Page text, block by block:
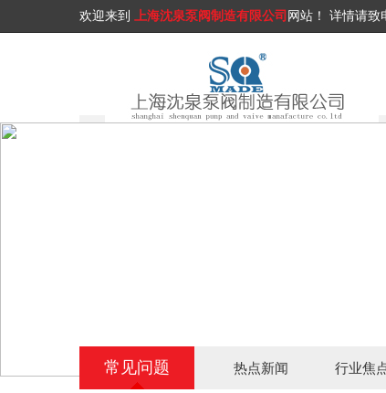
欢迎来到 上海沈泉泵阀制造有限公司 网站！ 详情请致
常见问题 热点新闻 行业焦